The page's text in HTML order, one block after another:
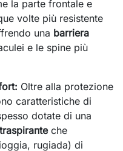
la parte frontale e
volte più resistente
una barriera
e le spine più
Oltre alla protezione
caratteristiche di
dotate di una
che
rugiada) di